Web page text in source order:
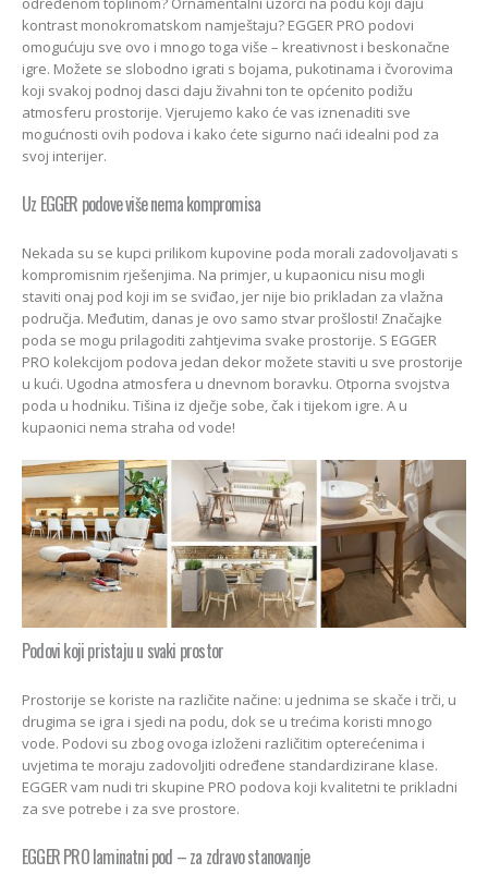
kontrast monokromatskom namještaju? EGGER PRO podovi
omogućuju sve ovo i mnogo toga više – kreativnost i beskonačne
igre. Možete se slobodno igrati s bojama, pukotinama i čvorovima
koji svakoj podnoj dasci daju živahni ton te općenito podižu
atmosferu prostorije. Vjerujemo kako će vas iznenaditi sve
mogućnosti ovih podova i kako ćete sigurno naći idealni pod za
svoj interijer.
Uz EGGER podove više nema kompromisa
Nekada su se kupci prilikom kupovine poda morali zadovoljavati s
kompromisnim rješenjima. Na primjer, u kupaonicu nisu mogli
staviti onaj pod koji im se sviđao, jer nije bio prikladan za vlažna
područja. Međutim, danas je ovo samo stvar prošlosti! Značajke
poda se mogu prilagoditi zahtjevima svake prostorije. S EGGER
PRO kolekcijom podova jedan dekor možete staviti u sve prostorije
u kući. Ugodna atmosfera u dnevnom boravku. Otporna svojstva
poda u hodniku. Tišina iz dječje sobe, čak i tijekom igre. A u
kupaonici nema straha od vode!
Podovi koji pristaju u svaki prostor
Prostorije se koriste na različite načine: u jednima se skače i trči, u
drugima se igra i sjedi na podu, dok se u trećima koristi mnogo
vode. Podovi su zbog ovoga izloženi različitim opterećenima i
uvjetima te moraju zadovoljiti određene standardizirane klase.
EGGER vam nudi tri skupine PRO podova koji kvalitetni te prikladni
za sve potrebe i za sve prostore.
EGGER PRO laminatni pod – za zdravo stanovanje